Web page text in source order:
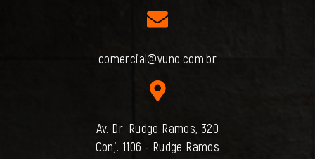
comercial@vuno.com.br
Av. Dr. Rudge Ramos, 320
Conj. 1106 - Rudge Ramos